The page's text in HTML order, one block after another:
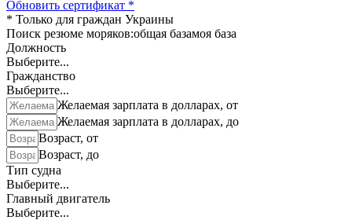
Обновить сертификат *
* Только для граждан Украины
Поиск резюме моряков:общая базамоя база
Должность
Выберите...
Гражданство
Выберите...
Желаемая зарплата в долларах, от
Желаемая зарплата в долларах, до
Возраст, от
Возраст, до
Тип судна
Выберите...
Главный двигатель
Выберите...